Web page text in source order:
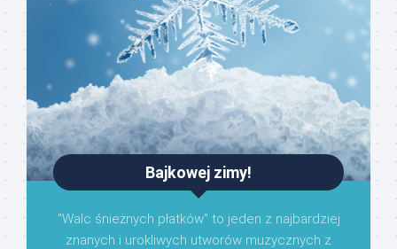
Bajkowej zimy!
"Walc śnieżnych płatków" to jeden z najbardziej
znanych i urokliwych utworów muzycznych z